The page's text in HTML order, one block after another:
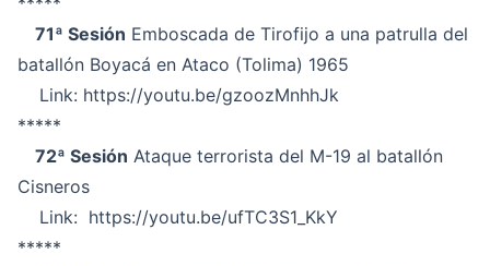
71ª Sesión Emboscada de Tirofijo a una patrulla del
batallón Boyacá en Ataco (Tolima) 1965
Link: https://youtu.be/gzoozMnhhJk
*****
72ª Sesión Ataque terrorista del M-19 al batallón
Cisneros
Link: https://youtu.be/ufTC3S1_KkY
*****